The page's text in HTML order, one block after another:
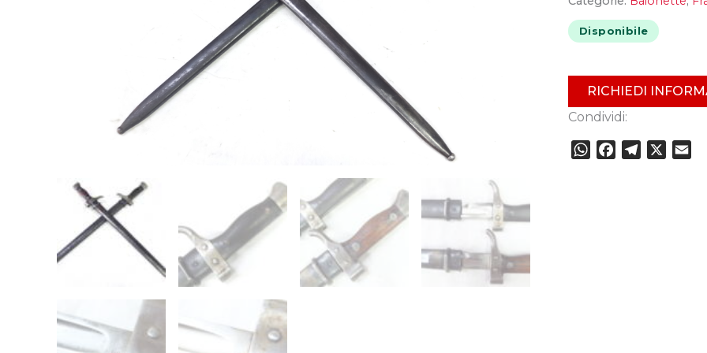
Disponibile
RICHIEDI
Condividi:
WhatsApp
Facebook
Telegram